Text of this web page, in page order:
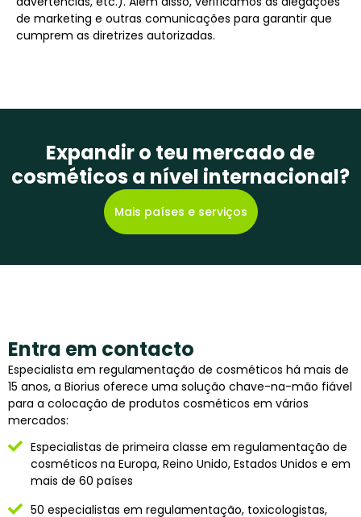
de marketing e outras comunicações para garantir que
cumprem as diretrizes autorizadas.
Expandir o teu mercado de
cosméticos a nível internacional?
Mais países e serviços
Entra em contacto
Especialista em regulamentação de cosméticos há mais de
15 anos, a Biorius oferece uma solução chave-na-mão fiável
para a colocação de produtos cosméticos em vários
mercados:
Especialistas de primeira classe em regulamentação de
cosméticos na Europa, Reino Unido, Estados Unidos e em
mais de 60 países
50 especialistas em regulamentação, toxicologistas,